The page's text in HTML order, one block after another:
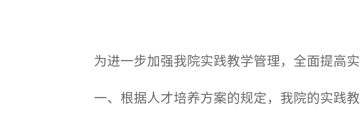
为进一步加强我院实践教学管理，全面提高
一、根据人才培养方案的规定，我院的实践